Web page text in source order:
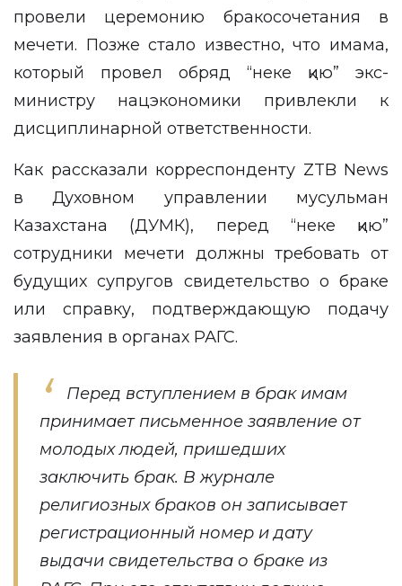
провели церемонию бракосочетания в
мечети. Позже стало известно, что имама,
который провел обряд “неке қию” экс-
министру нацэкономики привлекли к
дисциплинарной ответственности.
Как рассказали корреспонденту ZTB News
в Духовном управлении мусульман
Казахстана (ДУМК), перед “неке қию”
сотрудники мечети должны требовать от
будущих супругов свидетельство о браке
или справку, подтверждающую подачу
заявления в органах РАГС.
Перед вступлением в брак имам
принимает письменное заявление от
молодых людей, пришедших
заключить брак. В журнале
религиозных браков он записывает
регистрационный номер и дату
выдачи свидетельства о браке из